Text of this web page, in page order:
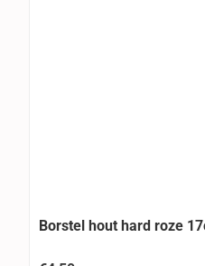
Borstel hout hard roze